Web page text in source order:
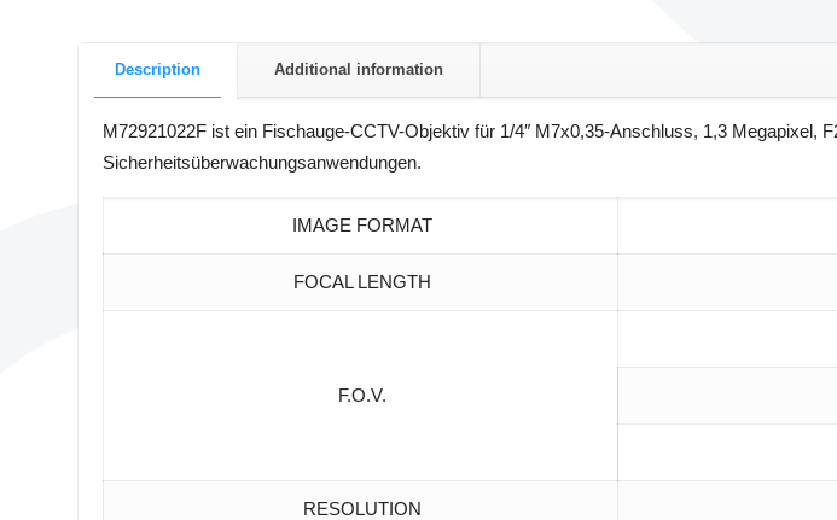
Description Additional information
M72921022F ist ein Fischauge-CCTV-Objektiv für 1/4″ M7x0,35-Anschluss, 1,3 Megapixel,
Sicherheitsüberwachungsanwendungen.
IMAGE FORMAT
FOCAL LENGTH
F.O.V.
RESOLUTION